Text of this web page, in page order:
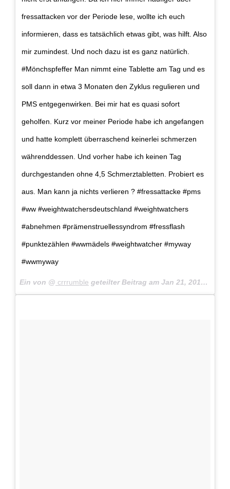
fressattacken vor der Periode lese, wollte ich euch
informieren, dass es tatsächlich etwas gibt, was hilft. Also
mir zumindest. Und noch dazu ist es ganz natürlich.
#Mönchspfeffer Man nimmt eine Tablette am Tag und es
soll dann in etwa 3 Monaten den Zyklus regulieren und
PMS entgegenwirken. Bei mir hat es quasi sofort
geholfen. Kurz vor meiner Periode habe ich angefangen
und hatte komplett überraschend keinerlei schmerzen
währenddessen. Und vorher habe ich keinen Tag
durchgestanden ohne 4,5 Schmerztabletten. Probiert es
aus. Man kann ja nichts verlieren ? #fressattacke #pms
#ww #weightwatchersdeutschland #weightwatchers
#abnehmen #prämenstruellessyndrom #fressflash
#punktezählen #wwmädels #weightwatcher #myway
#wwmyway
Ein von @ crrrumble geteilter Beitrag am Jan 21, 2018 um 8:42 PST